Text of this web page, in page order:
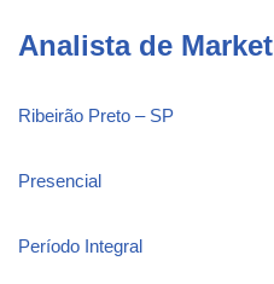
Analista de
Ribeirão Preto – SP
Presencial
Período Integral